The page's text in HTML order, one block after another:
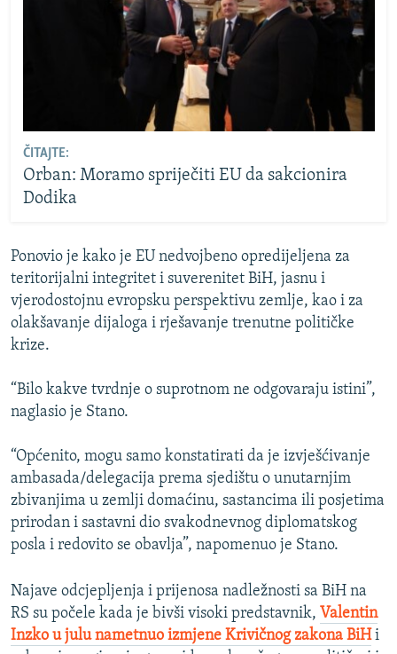
ČITAJTE:
Orban: Moramo spriječiti EU da sakcionira
Dodika
Ponovio je kako je EU nedvojbeno opredijeljena za
teritorijalni integritet i suverenitet BiH, jasnu i
vjerodostojnu evropsku perspektivu zemlje, kao i za
olakšavanje dijaloga i rješavanje trenutne političke
krize.
“Bilo kakve tvrdnje o suprotnom ne odgovaraju istini”,
naglasio je Stano.
“Općenito, mogu samo konstatirati da je izvješćivanje
ambasada/delegacija prema sjedištu o unutarnjim
zbivanjima u zemlji domaćinu, sastancima ili posjetima
prirodan i sastavni dio svakodnevnog diplomatskog
posla i redovito se obavlja”, napomenuo je Stano.
Najave odcjepljenja i prijenosa nadležnosti sa BiH na
RS su počele kada je bivši visoki predstavnik, Valentin
Inzko u julu nametnuo izmjene Krivičnog zakona BiHi